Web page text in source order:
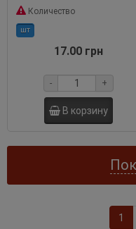
Количество
шт
17.00 грн
- +
В корзину
1